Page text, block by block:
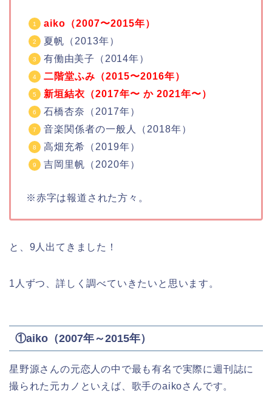
aiko（2007〜2015年）
夏帆（2013年）
有働由美子（2014年）
二階堂ふみ（2015〜2016年）
新垣結衣（2017年〜 か 2021年〜）
石橋杏奈（2017年）
音楽関係者の一般人（2018年）
高畑充希（2019年）
吉岡里帆（2020年）
※赤字は報道された方々。
と、9人出てきました！
1人ずつ、詳しく調べていきたいと思います。
①aiko（2007年～2015年）
星野源さんの元恋人の中で最も有名で実際に週刊誌に
撮られた元カノといえば、歌手のaikoさんです。